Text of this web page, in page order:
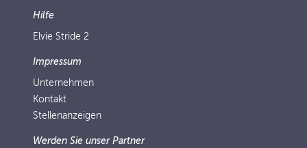
Hilfe
Elvie Stride 2
Impressum
Unternehmen
Kontakt
Stellenanzeigen
Werden Sie unser Partner